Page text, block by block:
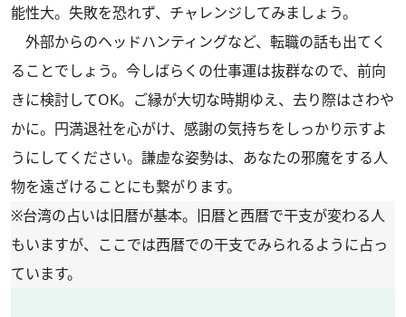
能性大。失敗を恐れず、チャレンジしてみましょう。
外部からのヘッドハンティングなど、転職の話も出てく
ることでしょう。今しばらくの仕事運は抜群なので、前向
きに検討してOK。ご縁が大切な時期ゆえ、去り際はさわや
かに。円満退社を心がけ、感謝の気持ちをしっかり示すよ
うにしてください。謙虚な姿勢は、あなたの邪魔をする人
物を遠ざけることにも繋がります。
※台湾の占いは旧暦が基本。旧暦と西暦で干支が変わる人
もいますが、ここでは西暦での干支でみられるように占っ
ています。